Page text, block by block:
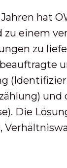
hat
einem
zu
Die